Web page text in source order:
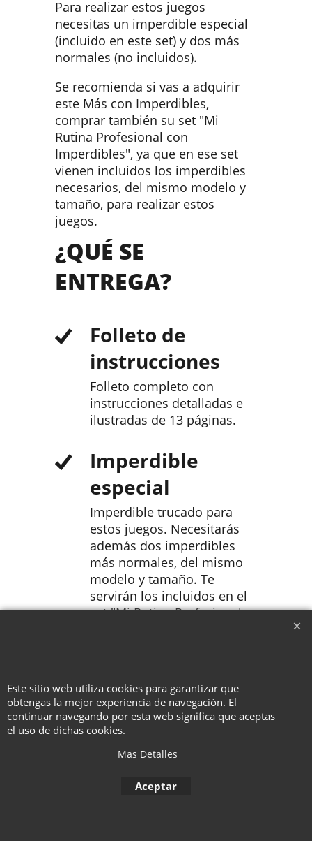
Para realizar estos juegos
necesitas un imperdible especial
(incluido en este set) y dos más
normales (no incluidos).
Se recomienda si vas a adquirir
este Más con Imperdibles,
comprar también su set "Mi
Rutina Profesional con
Imperdibles", ya que en ese set
vienen incluidos los imperdibles
necesarios, del mismo modelo y
tamaño, para realizar estos
juegos.
¿QUÉ SE
ENTREGA?
Folleto de
instrucciones
Folleto completo con
instrucciones detalladas e
ilustradas de 13 páginas.
Imperdible
especial
Imperdible trucado para
estos juegos. Necesitarás
además dos imperdibles
más normales, del mismo
modelo y tamaño. Te
servirán los incluidos en el
set "Mi Rutina Profesional
To create online store ShopFactory eCommerce software was used.
Este sitio web utiliza cookies para garantizar que
obtengas la mejor experiencia de navegación. El
continuar navegando por esta web significa que aceptas
el uso de dichas cookies.
Mas Detalles
Aceptar